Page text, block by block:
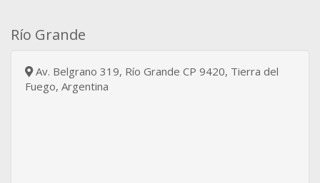
Río Grande
Av. Belgrano 319, Río Grande CP 9420, Tierra del
Fuego, Argentina